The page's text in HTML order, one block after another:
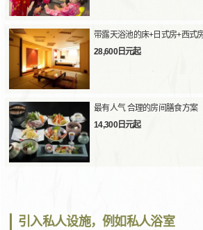
带露天浴池的床+日式房+西式
28,600日元起
最有人气 合理的房间膳食方案
14,300日元起
引入私人设施，例如私人浴室